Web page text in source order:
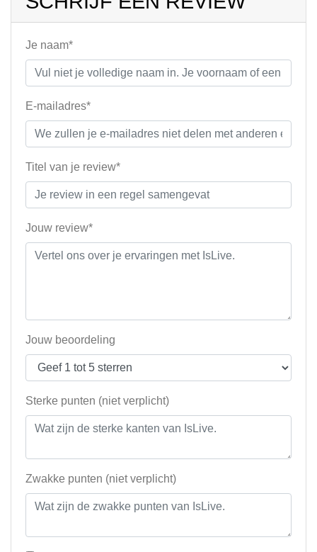
Je naam*
E-mailadres*
Titel van je review*
Jouw review*
Jouw beoordeling
Sterke punten (niet verplicht)
Zwakke punten (niet verplicht)